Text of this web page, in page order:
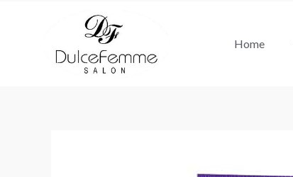
Home